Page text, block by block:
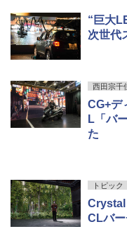
“巨大
次世代
西田宗千
CG+デ
L「バ
た
トピック
Crystal
CLバ